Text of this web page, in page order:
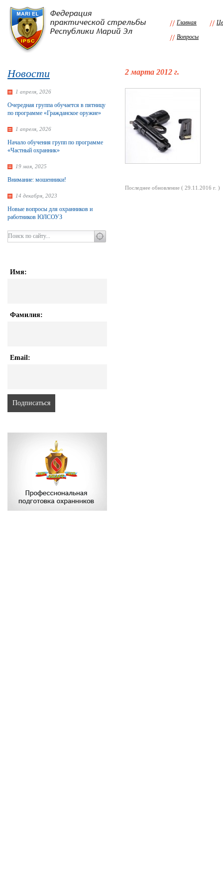
Главная
Вопросы
Новости
1 апреля, 2026
Очередная группа обучается в пятницу
по программе «Гражданское оружие»
1 апреля, 2026
Начало обучения групп по программе
«Частный охранник»
19 мая, 2025
Внимание: мошенники!
14 декабря, 2023
Новые вопросы для охранников и
работников ЮЛСОУЗ
Имя:
Фамилия:
Email:
2 марта 2012 г.
Последнее обновление ( 29.11.2016 г. )